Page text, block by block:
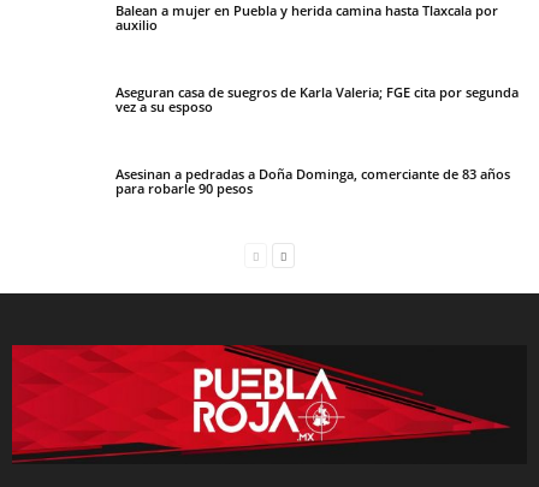
Balean a mujer en Puebla y herida camina hasta Tlaxcala por
auxilio
Aseguran casa de suegros de Karla Valeria; FGE cita por segunda
vez a su esposo
Asesinan a pedradas a Doña Dominga, comerciante de 83 años
para robarle 90 pesos